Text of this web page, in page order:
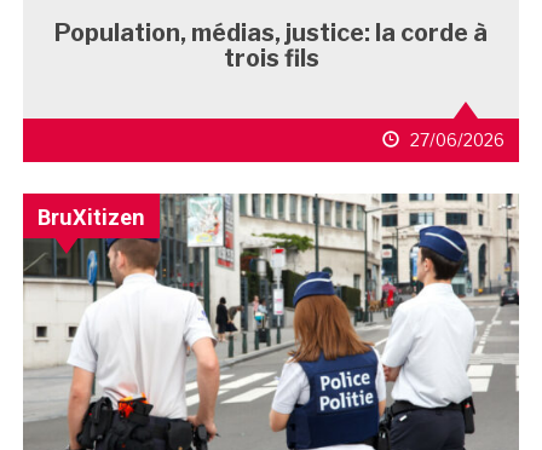
Population, médias, justice: la corde à
trois fils
27/06/2026
BruXitizen